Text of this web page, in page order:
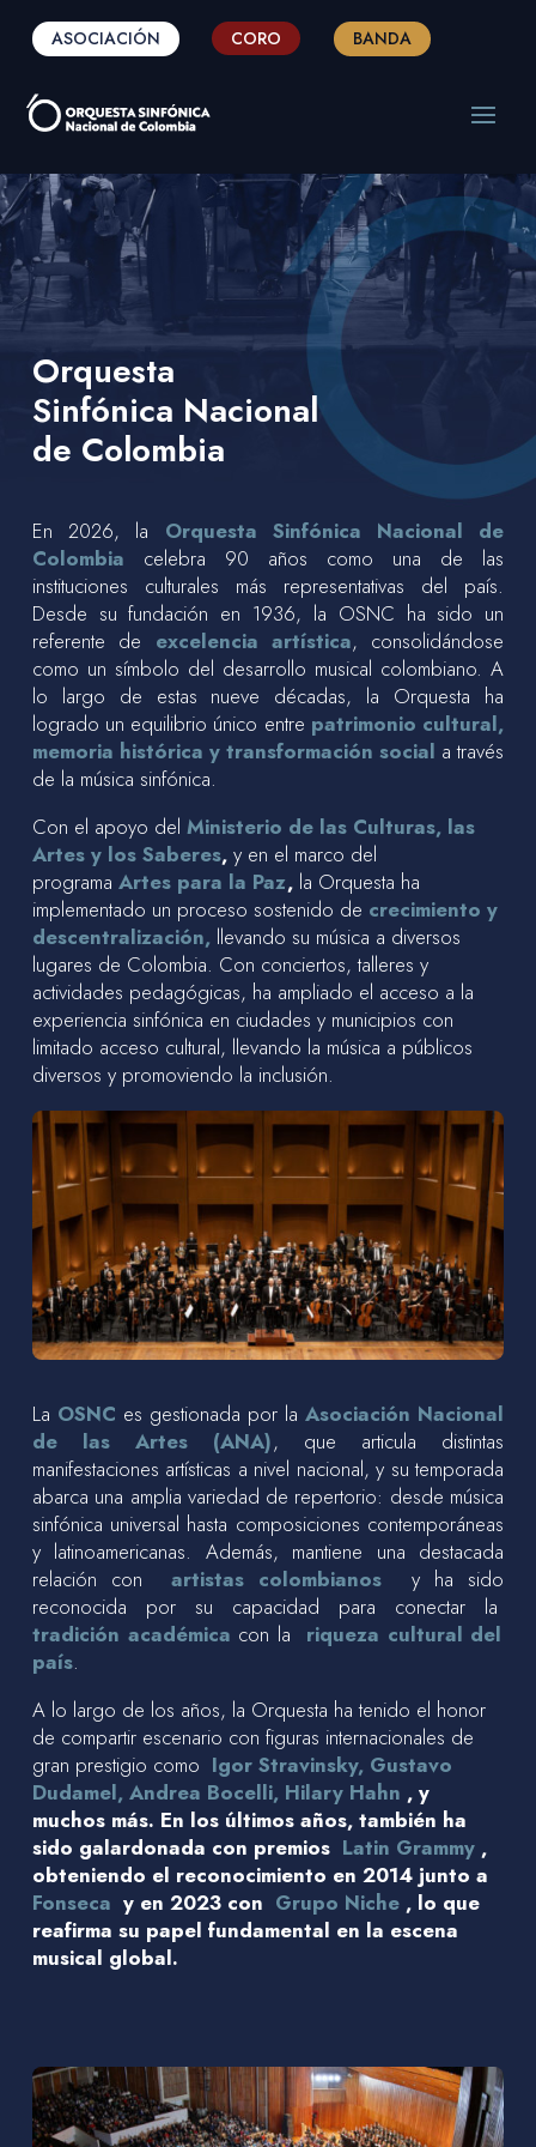
ASOCIACIÓN CORO BANDA
Orquesta
Sinfónica Nacional
de Colombia
En 2026, la Orquesta Sinfónica Nacional de
Colombia celebra 90 años como una de las
instituciones culturales más representativas del país.
Desde su fundación en 1936, la OSNC ha sido un
referente de excelencia artística, consolidándose
como un símbolo del desarrollo musical colombiano. A
lo largo de estas nueve décadas, la Orquesta ha
logrado un equilibrio único entre patrimonio cultural,
memoria histórica y transformación social a través
de la música sinfónica.
Con el apoyo del Ministerio de las Culturas, las
Artes y los Saberes,y en el marco del
programa Artes para la Paz, la Orquesta ha
implementado un proceso sostenido de crecimiento y
descentralización, llevando su música a diversos
lugares de Colombia. Con conciertos, talleres y
actividades pedagógicas, ha ampliado el acceso a la
experiencia sinfónica en ciudades y municipios con
limitado acceso cultural, llevando la música a públicos
diversos y promoviendo la inclusión.
La OSNC es gestionada por laAsociación Nacional
de las Artes (ANA), que articula distintas
manifestaciones artísticas a nivel nacional, y su temporada
abarca una amplia variedad de repertorio: desde música
sinfónica universal hasta composiciones contemporáneas
y latinoamericanas. Además, mantiene una destacada
relación con
artistas colombianos
y ha sido
reconocida por su capacidad para conectar la
tradición académica con la
riqueza cultural del
país.
A lo largo de los años, la Orquesta ha tenido el honor
de compartir escenario con figuras internacionales de
gran prestigio como Igor Stravinsky, Gustavo
Dudamel, Andrea Bocelli, Hilary Hahn , y
muchos más. En los últimos años, también ha
sido galardonada con premios Latin Grammy ,
obteniendo el reconocimiento en 2014 junto a
Fonseca y en 2023 con Grupo Niche , lo que
reafirma su papel fundamental en la escena
musical global.